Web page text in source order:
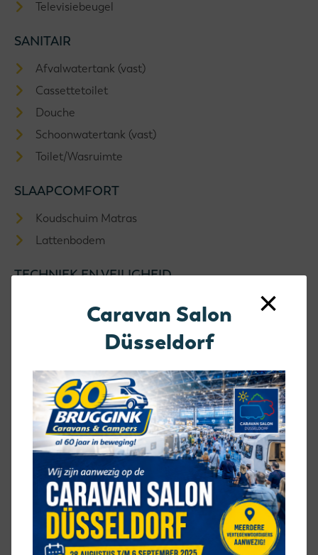
Televisiebeugel
SANITAIR
Afvalwatertank (vast)
Cassettetoilet
Douche
Schoonwatertank (vast)
Toilet/Wasruimte
SLAAPCOMFORT
Koudschuim Matras
Lattenbodem
TECHNIEK EN VEILIGHEID
Serviceluik
Veiligheidssloten
Zonnepaneel
VERWARMING
Kachel
Ringverwarming
HOE IS DEZE CARTHAGO C-
TOURER 144 QB INGEDEELD
Caravan Salon
Düsseldorf
×